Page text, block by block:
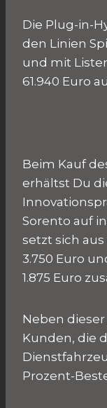
Die Plug-in-
den Linien
und mit
61.940 Euro
Beim Kauf
erhältst Du
Sorento auf
setzt sich
3.750 Euro
1.875 Euro
Neben
Kunden, die
Prozent-